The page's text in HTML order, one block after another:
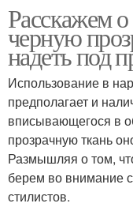
Расскажем
черную
надеть под
Использование в
предполагает и
вписывающегося в
прозрачную ткань
Размышляя о том,
берем во внимание
стилистов.